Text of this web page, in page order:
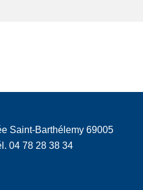
Saint-Barthélemy 69005
04 78 28 38 34